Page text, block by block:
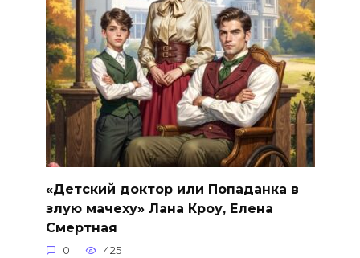
«Детский доктор или Попаданка в
злую мачеху» Лана Кроу, Елена
Смертная
0 425